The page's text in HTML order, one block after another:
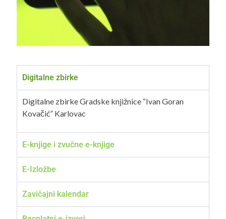
Digitalne zbirke
Digitalne zbirke Gradske knjižnice “Ivan Goran
Kovačić” Karlovac
E-knjige i zvučne e-knjige
E-Izložbe
Zavičajni kalendar